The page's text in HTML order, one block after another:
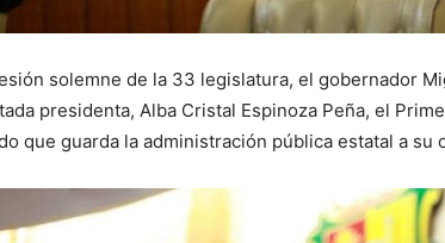
solemne de la 33 legislatura, el gobernador
presidenta, Alba Cristal Espinoza Peña, el
que guarda la administración pública estatal a su